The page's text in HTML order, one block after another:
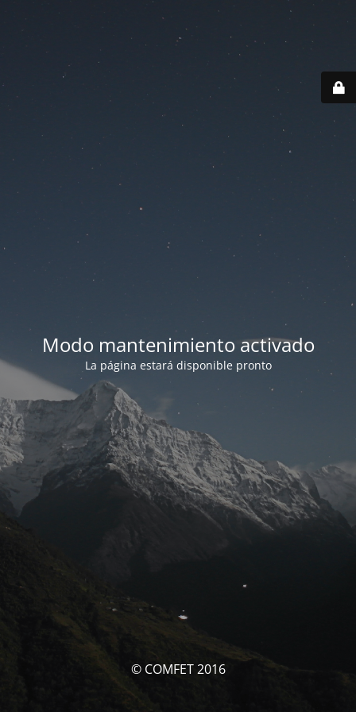
Modo mantenimiento activado
La página estará disponible pronto
© COMFET 2016